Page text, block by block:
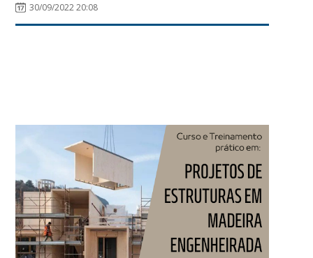
30/09/2022 20:08